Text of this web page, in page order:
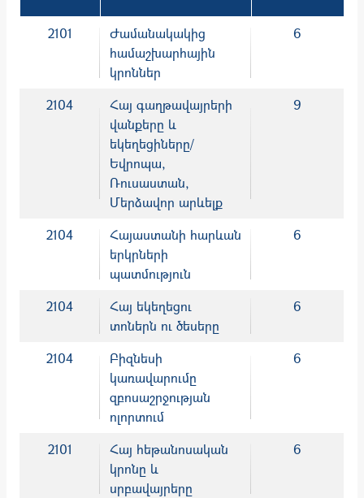
2101
Ժամանակակից
համաշխարհային
կրոններ
6
2104
Հայ գաղթավայրերի
վանքերը և
եկեղեցիները/
Եվրոպա,
Ռուսաստան,
Մերձավոր արևելք
9
2104
Հայաստանի հարևան
երկրների
պատմություն
6
2104
Հայ եկեղեցու
տոներն ու ծեսերը
6
2104
Բիզնեսի
կառավարումը
զբոսաշրջության
ոլորտում
6
2101
Հայ հեթանոսական
կրոնը և
սրբավայրերը
6